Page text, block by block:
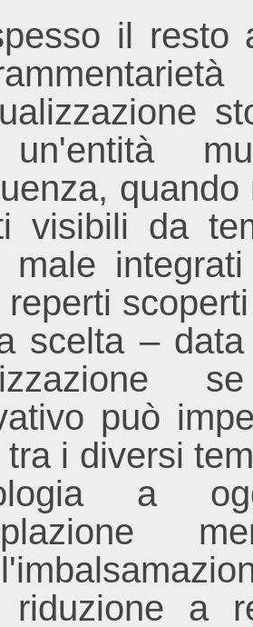
il resto
un'entità
visibili da
male
scelta –
può
i diversi
a
a